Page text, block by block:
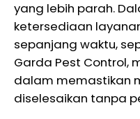
yang lebih parah.
ketersediaan
sepanjang waktu,
Garda Pest Control,
dalam memastikan
diselesaikan tanpa